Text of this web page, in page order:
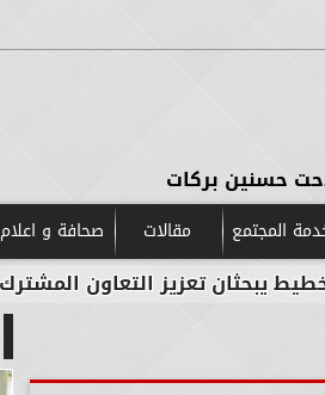
حسنين بركات
المجتمع مقالات صحافة و اعلام
التعاون المشترك لدعم جهود